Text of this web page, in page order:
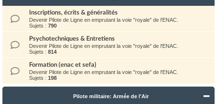
Inscriptions, écrits & généralités
Devenir Pilote de Ligne en emprutant la voie "royale" de l'ENAC.
Sujets : 790
Psychotechniques & Entretiens
Devenir Pilote de Ligne en emprutant la voie "royale" de l'ENAC.
Sujets : 814
Formation (enac et sefa)
Devenir Pilote de Ligne en emprutant la voie "royale" de l'ENAC.
Sujets : 198
Pilote militaire: Armée de l'Air